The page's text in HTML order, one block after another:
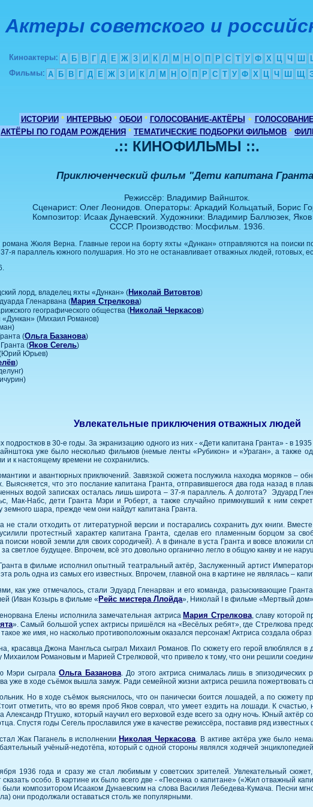
Актеры советского и
Киноактеры: А Б В Г Д Е Ж З И К Л М Н О П Р С Т У Ф Х Ц Ч Ш
Фильмы: А Б В Г Д Е Ж З И К Л М Н О П Р С Т У Ф Х Ц Ч Ш Щ
ИСТОРИИ * ИНТЕРВЬЮ * ОБОИ * ГОЛОСОВАНИЕ-АКТЁРЫ +
АКТЁРЫ ПО ГОДАМ РОЖДЕНИЯ * ТЕМАТИЧЕСКИЕ ПОДБОРКИ ФИЛЬМОВ *
.:: КИНОФИЛЬМЫ ::.
Приключенческий фильм "Дети капитана
Режиссёр: Владимир Вайншток.
Сценарист: Олег Леонидов. Операторы: Аркадий Кольцатый, Борис
Композитор: Исаак Дунаевский. Художники: Владимир Баллюзек,
СССР. Производство: Мосфильм. 1936.
Жюля Верна. Главные герои на борту яхты «Дункан» отправляются на поиски
я параллель южного полушария. Но это не останавливает отважных людей, готовых,
лорд, владелец яхты «Дункан» (Николай Витовтов)
Гленарвана (Мария Стрелкова)
географического общества (Николай Черкасов)
«Дункан» (Михаил Романов)
(Ольга Базанова)
(Яков Сегель)
(Юрий Юрьев)
)
Увлекательные приключения отважных людей
в 30-е годы. За экранизацию одного из них - «Дети капитана Гранта» - в
уже было несколько фильмов (немые ленты «Рубикон» и «Ураган», а также
и к настоящему времени не сохранились.
и авантюрных приключений. Завязкой сюжета послужила находка моряков –
что это послание капитана Гранта, отправившегося два года назад в
водой записках осталась лишь широта – 37-я параллель. А долгота? Эдуард
Мак-Набс, дети Гранта Мэри и Роберт, а также случайно примкнувший к ним
шара, прежде чем они найдут капитана Гранта.
стали отходить от литературной версии и постарались сохранить дух книги.
протестный характер капитана Гранта, сделав его пламенным борцом за
новой земли для своих сородичей). А в финале в уста Гранта и вовсе вложили
светлое будущее. Впрочем, всё это довольно органично легло в общую канву и не
в фильме исполнил опытный театральный актёр, Заслуженный артист
роль одна из самых его известных. Впрочем, главной она в картине не являлась –
как уже отмечалось, стали Эдуард Гленарван и его команда, разыскивающие
(Иван Козырь в фильме « Рейс мистера Ллойда», Николай I в фильме «Мертвый
Елены исполнила замечательная актриса Мария Стрелкова, славу которой
». Самый большой успех актрисы пришёлся на «Весёлых ребят», где Стрелкова
же имя, но насколько противоположным оказался персонаж! Актриса создала
красавца Джона Мангльса сыграл Михаил Романов. По сюжету его герой влюблялся
Михаилом Романовым и Марией Стрелковой, что привело к тому, что они решили
Мэри сыгралаОльга Базанова. До этого актриса снималась лишь в
уже в ходе съёмок вышла замуж. Ради семейной жизни актриса решила пожертвовать
Но в ходе съёмок выяснилось, что он панически боится лошадей, а по сюжету
отметить, что во время проб Яков соврал, что умеет ездить на лошади. К
Птушко, который научил его верховой езде всего за одну ночь. Юный актёр
Спустя годы Сегель прославился уже в качестве режиссёра, поставив ряд
Жак Паганель в исполнении Николая Черкасова. В активе актёра уже было
учёный-недотёпа, который с одной стороны являлся ходячей
1936 года и сразу же стал любимым у советских зрителей. Увлекательный
особо. В картине их было всего две - «Песенка о капитане» («Жил отважный
композитором Исааком Дунаевским на слова Василия Лебедева-Кумача. Песни
они продолжали оставаться столь же популярными.